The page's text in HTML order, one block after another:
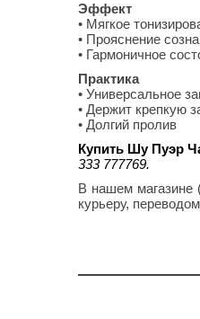
Эффект
• Мягкое
• Прояснение
• Гармоничное
Практика
• Универсальное
• Держит крепкую
• Долгий пролив
Купить Шу Пуэр
333 777769.
В нашем магазине
курьеру,